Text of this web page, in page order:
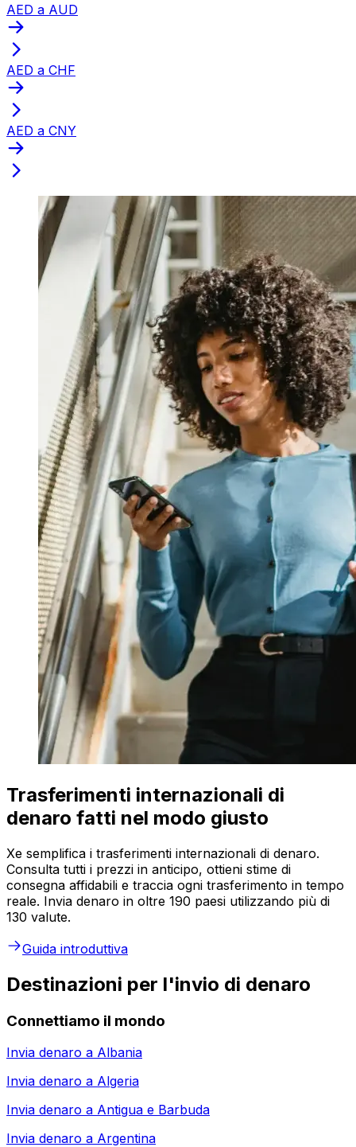
AED a AUD
AED a CHF
AED a CNY
Trasferimenti internazionali di
denaro fatti nel modo giusto
Xe semplifica i trasferimenti internazionali di denaro.
Consulta tutti i prezzi in anticipo, ottieni stime di
consegna affidabili e traccia ogni trasferimento in tempo
reale. Invia denaro in oltre 190 paesi utilizzando più di
130 valute.
Guida introduttiva
Destinazioni per l'invio di denaro
Connettiamo il mondo
Invia denaro a Albania
Invia denaro a Algeria
Invia denaro a Antigua e Barbuda
Invia denaro a Argentina